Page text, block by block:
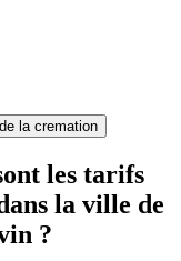
la cremation
les tarifs
la ville de
?